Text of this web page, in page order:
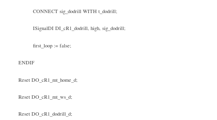
CONNECT sig_dodrill WITH t_dodrill;
ISignalDI DI_cR1_dodrill, high, sig_dodrill;
first_loop := false;
ENDIF
Reset DO_cR1_mt_home_d;
Reset DO_cR1_mt_ws_d;
Reset DO_cR1_dodrill_d;